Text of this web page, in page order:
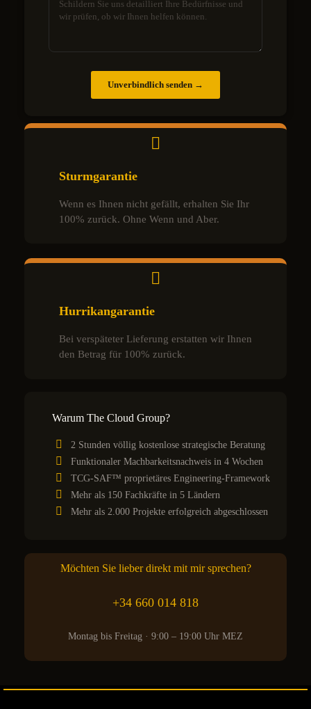
Unverbindlich senden →
Sturmgarantie
Wenn es Ihnen nicht gefällt, erhalten Sie Ihr
100% zurück. Ohne Wenn und Aber.
Hurrikangarantie
Bei verspäteter Lieferung erstatten wir Ihnen
den Betrag für 100% zurück.
Warum The Cloud Group?
2 Stunden völlig kostenlose strategische Beratung
Funktionaler Machbarkeitsnachweis in 4 Wochen
TCG-SAF™ proprietäres Engineering-Framework
Mehr als 150 Fachkräfte in 5 Ländern
Mehr als 2.000 Projekte erfolgreich abgeschlossen
Möchten Sie lieber direkt mit mir sprechen?
+34 660 014 818
Montag bis Freitag · 9:00 – 19:00 Uhr MEZ